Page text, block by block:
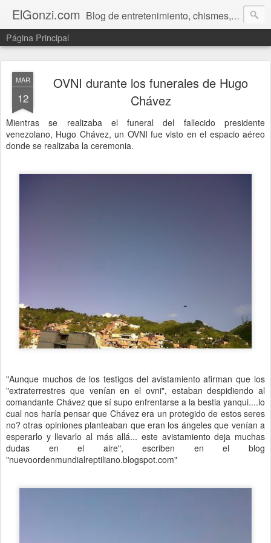
ElGonzi.com Blog de entretenimiento, chismes, humor, farándula, curiosidades, ovnis, noticias calientes, fotos, videos, paranormal y ¡más!
Página Principal
MAR
12
OVNI durante los funerales de Hugo
Chávez
Mientras se realizaba el funeral del fallecido presidente
venezolano, Hugo Chávez, un OVNI fue visto en el espacio aéreo
donde se realizaba la ceremonia.
"Aunque muchos de los testigos del avistamiento afirman que los
"extraterrestres que venían en el ovni", estaban despidiendo al
comandante Chávez que sí supo enfrentarse a la bestia yanqui....lo
cual nos haría pensar que Chávez era un protegido de estos seres
no? otras opiniones planteaban que eran los ángeles que venían a
esperarlo y llevarlo al más allá... este avistamiento deja muchas
dudas en el aire", escriben en el blog
"nuevoordenmundialreptiliano.blogspot.com"